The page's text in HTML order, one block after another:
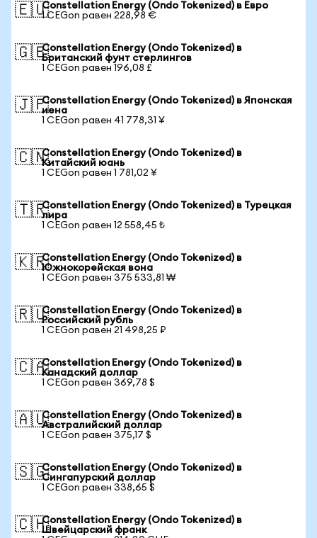
🇪🇺Constellation Energy (Ondo Tokenized) в Евро
1 CEGon равен 228,98 €
🇬🇧Constellation Energy (Ondo Tokenized) в
Британский фунт стерлингов
1 CEGon равен 196,08 £
🇯🇵Constellation Energy (Ondo Tokenized) в Японская
иена
1 CEGon равен 41 778,31 ¥
🇨🇳Constellation Energy (Ondo Tokenized) в
Китайский юань
1 CEGon равен 1 781,02 ¥
🇹🇷Constellation Energy (Ondo Tokenized) в Турецкая
лира
1 CEGon равен 12 558,45 ₺
🇰🇷Constellation Energy (Ondo Tokenized) в
Южнокорейская вона
1 CEGon равен 375 533,81 ₩
🇷🇺Constellation Energy (Ondo Tokenized) в
Российский рубль
1 CEGon равен 21 498,25 ₽
🇨🇦Constellation Energy (Ondo Tokenized) в
Канадский доллар
1 CEGon равен 369,78 $
🇦🇺Constellation Energy (Ondo Tokenized) в
Австралийский доллар
1 CEGon равен 375,17 $
🇸🇬Constellation Energy (Ondo Tokenized) в
Сингапурский доллар
1 CEGon равен 338,65 $
🇨🇭Constellation Energy (Ondo Tokenized) в
Швейцарский франк